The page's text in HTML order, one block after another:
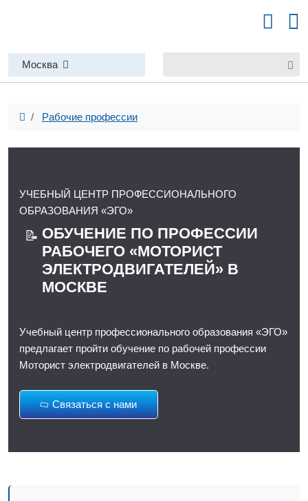
Москва
Рабочие профессии
УЧЕБНЫЙ ЦЕНТР ПРОФЕССИОНАЛЬНОГО
ОБРАЗОВАНИЯ «ЭГО»
📝 ОБУЧЕНИЕ ПО ПРОФЕССИИ
РАБОЧЕГО «МОТОРИСТ
ЭЛЕКТРОДВИГАТЕЛЕЙ» В
МОСКВЕ
Учебный центр профессионального образования «ЭГО»
предлагает пройти обучение по рабочей профессии
Моторист электродвигателей в Москве.
Связаться с нами